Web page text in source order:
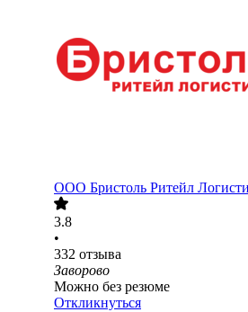
ООО Бристоль Ритейл
3.8
•
332 отзыва
Заворово
Можно без резюме
Откликнуться